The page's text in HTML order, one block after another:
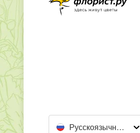
Русскоязычный сайт